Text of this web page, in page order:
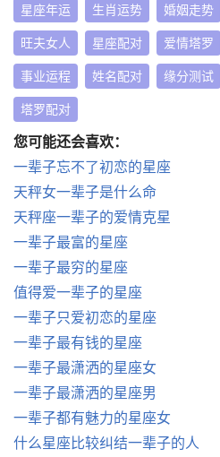
星座年运 生肖运势 婚姻走势
旺夫女人 星座配对 爱情塔罗
事业运程 姓名配对 缘分测试
塔罗配对
您可能还会喜欢：
一辈子忘不了初恋的星座
天秤女一辈子是什么命
天秤座一辈子的爱情克星
一辈子最富的星座
一辈子最穷的星座
值得爱一辈子的星座
一辈子只爱初恋的星座
一辈子最有钱的星座
一辈子最潇洒的星座女
一辈子最潇洒的星座男
一辈子都有魅力的星座女
什么星座比较纠结一辈子的人